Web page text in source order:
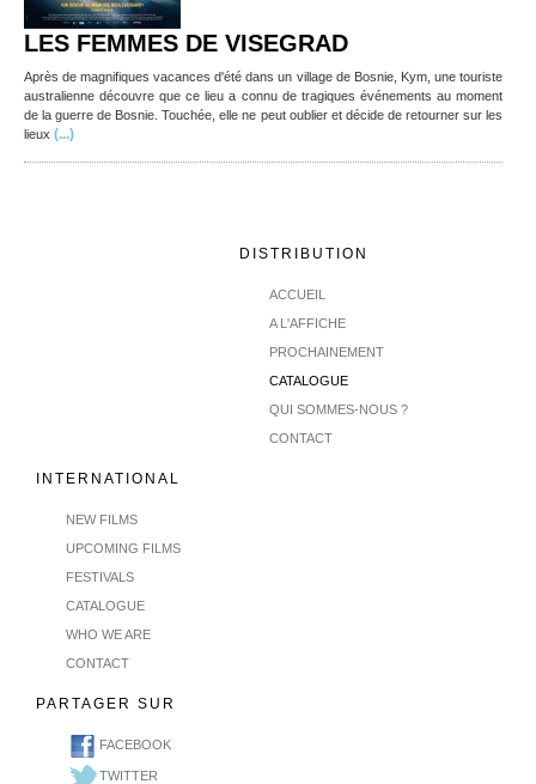
LES FEMMES DE VISEGRAD
Après de magnifiques vacances d'été dans un village de Bosnie, Kym, une touriste
australienne découvre que ce lieu a connu de tragiques événements au moment
de la guerre de Bosnie. Touchée, elle ne peut oublier et décide de retourner sur les
lieux (...)
DISTRIBUTION
ACCUEIL
A L'AFFICHE
PROCHAINEMENT
CATALOGUE
QUI SOMMES-NOUS ?
CONTACT
INTERNATIONAL
NEW FILMS
UPCOMING FILMS
FESTIVALS
CATALOGUE
WHO WE ARE
CONTACT
PARTAGER SUR
FACEBOOK
TWITTER